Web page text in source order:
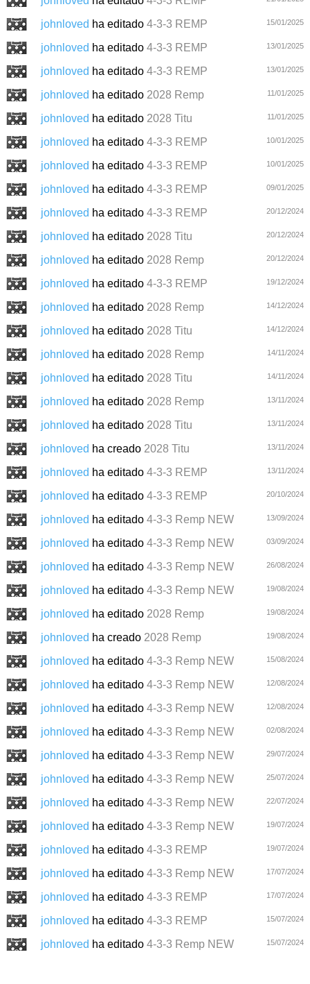
johnloved ha editado 4-3-3 REMP 15/01/2025
johnloved ha editado 4-3-3 REMP 13/01/2025
johnloved ha editado 4-3-3 REMP 13/01/2025
johnloved ha editado 2028 Remp 11/01/2025
johnloved ha editado 2028 Titu 11/01/2025
johnloved ha editado 4-3-3 REMP 10/01/2025
johnloved ha editado 4-3-3 REMP 10/01/2025
johnloved ha editado 4-3-3 REMP 09/01/2025
johnloved ha editado 4-3-3 REMP 20/12/2024
johnloved ha editado 2028 Titu 20/12/2024
johnloved ha editado 2028 Remp 20/12/2024
johnloved ha editado 4-3-3 REMP 19/12/2024
johnloved ha editado 2028 Remp 14/12/2024
johnloved ha editado 2028 Titu 14/12/2024
johnloved ha editado 2028 Remp 14/11/2024
johnloved ha editado 2028 Titu 14/11/2024
johnloved ha editado 2028 Remp 13/11/2024
johnloved ha editado 2028 Titu 13/11/2024
johnloved ha creado 2028 Titu 13/11/2024
johnloved ha editado 4-3-3 REMP 13/11/2024
johnloved ha editado 4-3-3 REMP 20/10/2024
johnloved ha editado 4-3-3 Remp NEW 13/09/2024
johnloved ha editado 4-3-3 Remp NEW 03/09/2024
johnloved ha editado 4-3-3 Remp NEW 26/08/2024
johnloved ha editado 4-3-3 Remp NEW 19/08/2024
johnloved ha editado 2028 Remp 19/08/2024
johnloved ha creado 2028 Remp 19/08/2024
johnloved ha editado 4-3-3 Remp NEW 15/08/2024
johnloved ha editado 4-3-3 Remp NEW 12/08/2024
johnloved ha editado 4-3-3 Remp NEW 12/08/2024
johnloved ha editado 4-3-3 Remp NEW 02/08/2024
johnloved ha editado 4-3-3 Remp NEW 29/07/2024
johnloved ha editado 4-3-3 Remp NEW 25/07/2024
johnloved ha editado 4-3-3 Remp NEW 22/07/2024
johnloved ha editado 4-3-3 Remp NEW 19/07/2024
johnloved ha editado 4-3-3 REMP 19/07/2024
johnloved ha editado 4-3-3 Remp NEW 17/07/2024
johnloved ha editado 4-3-3 REMP 17/07/2024
johnloved ha editado 4-3-3 REMP 15/07/2024
johnloved ha editado 4-3-3 Remp NEW 15/07/2024